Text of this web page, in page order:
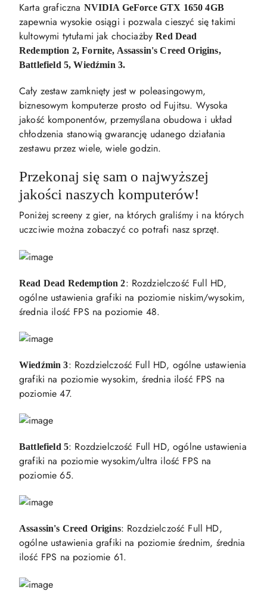
Karta graficzna NVIDIA GeForce GTX 1650 4GB
zapewnia wysokie osiągi i pozwala cieszyć się takimi
kultowymi tytułami jak chociażbyRed Dead
Redemption 2, Fornite, Assassin's Creed Origins,
Battlefield 5, Wiedźmin 3.
Cały zestaw zamknięty jest w poleasingowym,
biznesowym komputerze prosto od Fujitsu. Wysoka
jakość komponentów, przemyślana obudowa i układ
chłodzenia stanowią gwarancję udanego działania
zestawu przez wiele, wiele godzin.
Przekonaj się sam o najwyższej
jakości naszych komputerów!
Poniżej screeny z gier, na których graliśmy i na których
uczciwie można zobaczyć co potrafi nasz sprzęt.
Read Dead Redemption 2: Rozdzielczość Full HD,
ogólne ustawienia grafiki na poziomie niskim/wysokim,
średnia ilość FPS na poziomie 48.
Wiedźmin 3: Rozdzielczość Full HD, ogólne ustawienia
grafiki na poziomie wysokim, średnia ilość FPS na
poziomie 47.
Battlefield 5: Rozdzielczość Full HD, ogólne ustawienia
grafiki na poziomie wysokim/ultra ilość FPS na
poziomie 65.
Assassin's Creed Origins: Rozdzielczość Full HD,
ogólne ustawienia grafiki na poziomie średnim, średnia
ilość FPS na poziomie 61.